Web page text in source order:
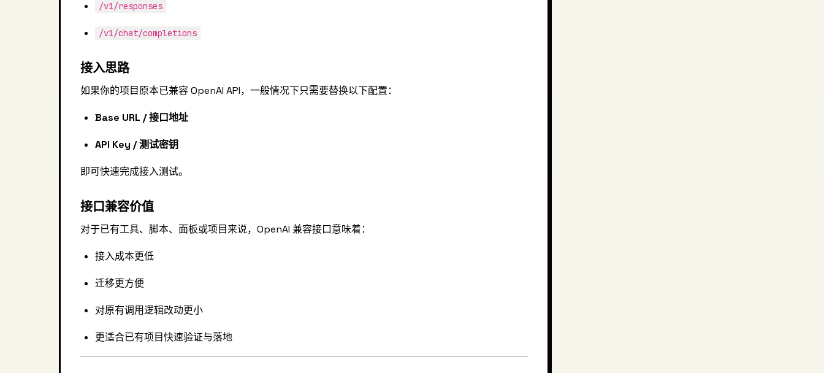
/v1/responses
/v1/chat/completions
接入思路
如果你的项目原本已兼容 OpenAI API，一般情况下只需要替换以下配置：
Base URL / 接口地址
API Key / 测试密钥
即可快速完成接入测试。
接口兼容价值
对于已有工具、脚本、面板或项目来说，OpenAI 兼容接口意味着：
接入成本更低
迁移更方便
对原有调用逻辑改动更小
更适合已有项目快速验证与落地